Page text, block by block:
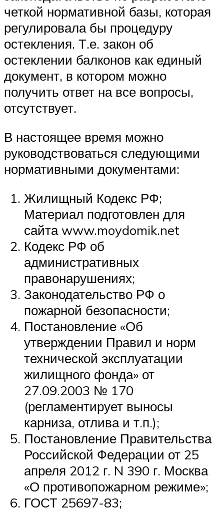
четкой нормативной базы, которая
регулировала бы процедуру
остекления. Т.е. закон об
остеклении балконов как единый
документ, в котором можно
получить ответ на все вопросы,
отсутствует.
В настоящее время можно
руководствоваться следующими
нормативными документами:
Жилищный Кодекс РФ;
Материал подготовлен для
сайта www.moydomik.net
Кодекс РФ об
административных
правонарушениях;
Законодательство РФ о
пожарной безопасности;
Постановление «Об
утверждении Правил и норм
технической эксплуатации
жилищного фонда» от
27.09.2003 № 170
(регламентирует выносы
карниза, отлива и т.п.);
Постановление Правительства
Российской Федерации от 25
апреля 2012 г. N 390 г. Москва
«О противопожарном режиме»;
ГОСТ 25697-83;